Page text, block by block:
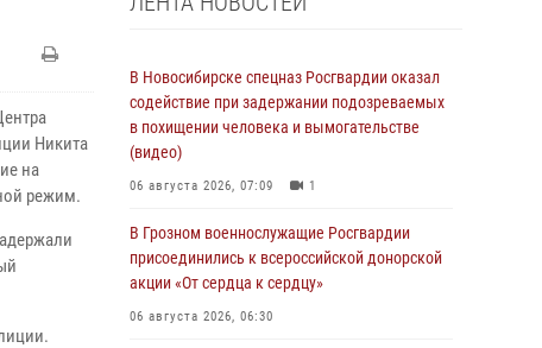
Никита
на
режим.
В Новосибирске спецназ Росгвардии оказал
содействие при задержании подозреваемых
в похищении человека и вымогательстве
(видео)
06 августа 2026, 07:09 1
В Грозном военнослужащие Росгвардии
присоединились к всероссийской донорской
акции «От сердца к сердцу»
06 августа 2026, 06:30